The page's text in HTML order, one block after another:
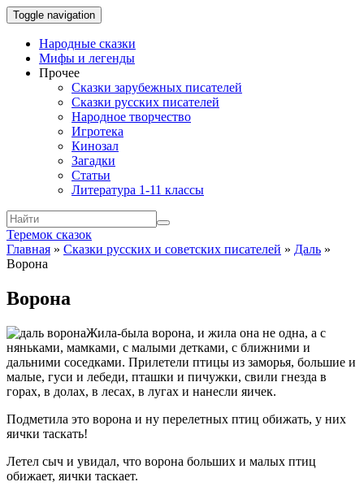
Toggle navigation
Народные сказки
Мифы и легенды
Прочее
Сказки зарубежных писателей
Сказки русских писателей
Народное творчество
Игротека
Кинозал
Загадки
Статьи
Литература 1-11 классы
Теремок сказок
Главная » Сказки русских и советских писателей » Даль »
Ворона
Ворона
Жила-была ворона, и жила она не одна, а с
няньками, мамками, с малыми детками, с ближними и
дальними соседками. Прилетели птицы из заморья, большие и
малые, гуси и лебеди, пташки и пичужки, свили гнезда в
горах, в долах, в лесах, в лугах и нанесли яичек.
Подметила это ворона и ну перелетных птиц обижать, у них
яички таскать!
Летел сыч и увидал, что ворона больших и малых птиц
обижает, яички таскает.